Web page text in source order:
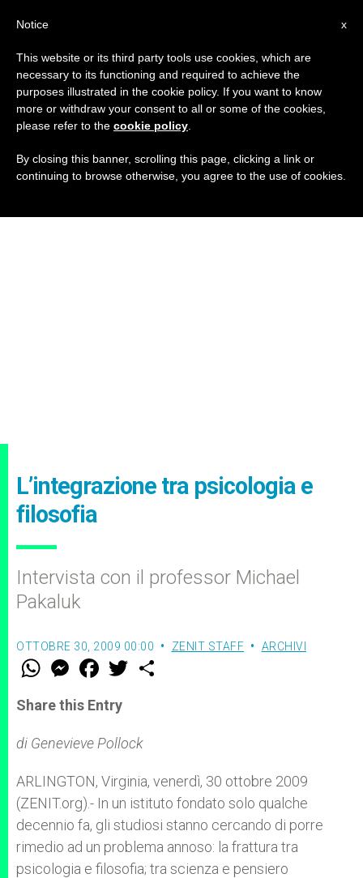
L’integrazione tra psicologia e
filosofia
Intervista con il professor Michael
Pakaluk
OTTOBRE 30, 2009 00:00 ZENIT STAFF ARCHIVI
W
t
s
p
p
M
e
s
e
g
e
F
a
e
b
o
k
w
r
Share this Entry
di Genevieve Pollock
ARLINGTON, Virginia, venerdì, 30 ottobre 2009
(ZENIT.org).- In un istituto fondato solo qualche
decennio fa, gli studiosi stanno cercando di porre
rimedio ad un problema annoso: la frattura tra
psicologia e filosofia; tra scienza e pensiero
x
Notice
This website or its third party tools use cookies, which are
necessary to its functioning and required to achieve the
purposes illustrated in the cookie policy. If you want to know
more or withdraw your consent to all or some of the cookies,
please refer to the cookie policy
By closing this banner, scrolling this page, clicking a link or
continuing to browse otherwise, you agree to the use of cookies.